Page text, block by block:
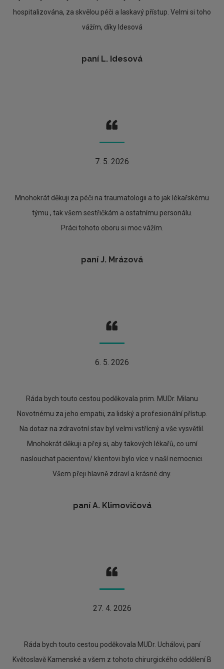
hospitalizována, za skvělou péči a laskavý přístup. Velmi si toho
vážím, díky Idesová
paní L. Idesová
7. 5. 2026
Mnohokrát děkuji za péči na traumatologii a to jak lékařskému
týmu , tak všem sestřičkám a ostatnímu personálu.
Práci tohoto oboru si moc vážím.
paní J. Mrázová
6. 5. 2026
Ráda bych touto cestou poděkovala prim. MUDr. Milanu
Novotnému za jeho empatii, za lidský a profesionální přístup.
Na dotaz na zdravotní stav byl velmi vstřícný a vše vysvětlil.
Mnohokrát děkuji a přeji si, aby takových lékařů, co umí
naslouchat pacientovi/ klientovi bylo více v naší nemocnici.
Všem přeji hlavně zdraví a krásné dny.
paní A. Klimovičová
27. 4. 2026
Ráda bych touto cestou poděkovala MUDr. Uchálovi, paní
Květoslavě Kamenské a všem z tohoto chirurgického oddělení B